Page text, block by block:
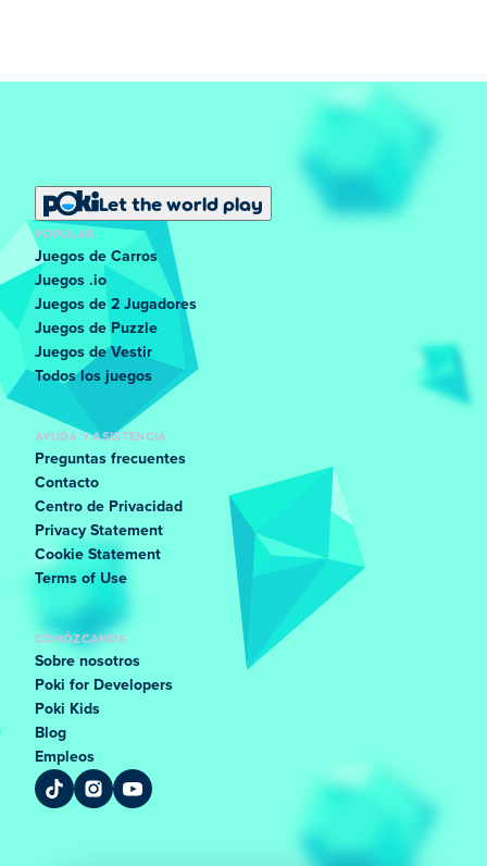
Let the world play
POPULAR
Juegos de Carros
Juegos .io
Juegos de 2 Jugadores
Juegos de Puzzle
Juegos de Vestir
Todos los juegos
AYUDA Y ASISTENCIA
Preguntas frecuentes
Contacto
Centro de Privacidad
Privacy Statement
Cookie Statement
Terms of Use
CONÓZCANOS
Sobre nosotros
Poki for Developers
Poki Kids
Blog
Empleos